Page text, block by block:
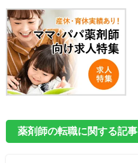
薬剤師の転職に関する記事